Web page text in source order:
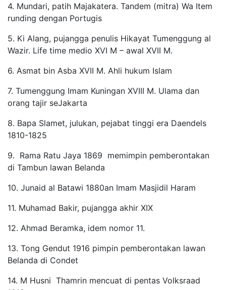
4. Mundari, patih Majakatera. Tandem (mitra) Wa Item
runding dengan Portugis
5. Ki Alang, pujangga penulis Hikayat Tumenggung al
Wazir. Life time medio XVI M – awal XVII M.
6. Asmat bin Asba XVII M. Ahli hukum Islam
7. Tumenggung Imam Kuningan XVIII M. Ulama dan
orang tajir seJakarta
8. Bapa Slamet, julukan, pejabat tinggi era Daendels
1810-1825
9. Rama Ratu Jaya 1869 memimpin pemberontakan
di Tambun lawan Belanda
10. Junaid al Batawi 1880an Imam Masjidil Haram
11. Muhamad Bakir, pujangga akhir XIX
12. Ahmad Beramka, idem nomor 11.
13. Tong Gendut 1916 pimpin pemberontakan lawan
Belanda di Condet
14. M Husni Thamrin mencuat di pentas Volksraad